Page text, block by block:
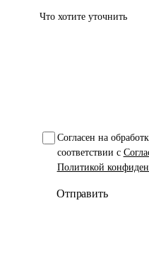
Что хотите уточнить
Согласен на
соответствии с
Политикой
Отправить